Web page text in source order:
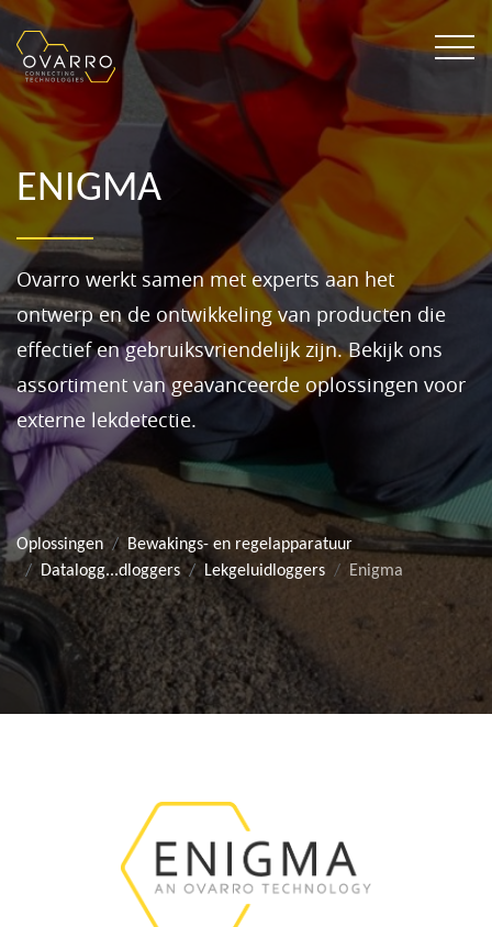
ENIGMA
Ovarro werkt samen met experts aan het
ontwerp en de ontwikkeling van producten die
effectief en gebruiksvriendelijk zijn. Bekijk ons
assortiment van geavanceerde oplossingen voor
externe lekdetectie.
Oplossingen
Bewakings- en regelapparatuur
Datalogg...dloggers
Lekgeluidloggers Enigma